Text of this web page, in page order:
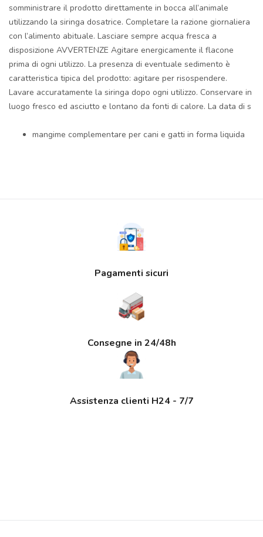
somministrare il prodotto direttamente in bocca all’animale
utilizzando la siringa dosatrice. Completare la razione giornaliera
con l’alimento abituale. Lasciare sempre acqua fresca a
disposizione AVVERTENZE Agitare energicamente il flacone
prima di ogni utilizzo. La presenza di eventuale sedimento è
caratteristica tipica del prodotto: agitare per risospendere.
Lavare accuratamente la siringa dopo ogni utilizzo. Conservare in
luogo fresco ed asciutto e lontano da fonti di calore. La data di s
mangime complementare per cani e gatti in forma liquida
Pagamenti sicuri
Consegne in 24/48h
Assistenza clienti H24 - 7/7